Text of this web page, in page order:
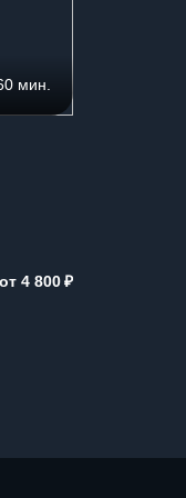
мин.
от 4 800₽